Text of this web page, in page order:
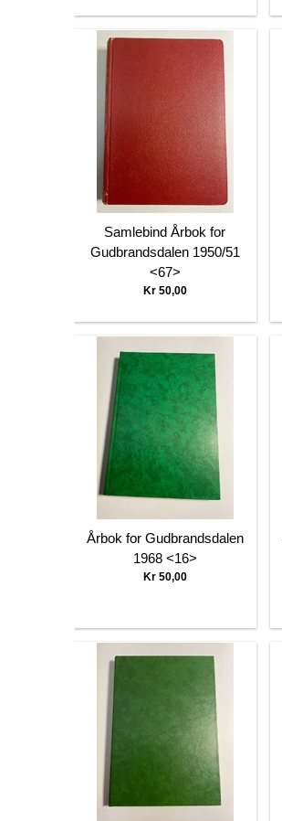
Samlebind Årbok for
Gudbrandsdalen 1950/51
<67>
Kr 50,00
Årbok for Gudbrandsdalen
1968 <16>
Kr 50,00